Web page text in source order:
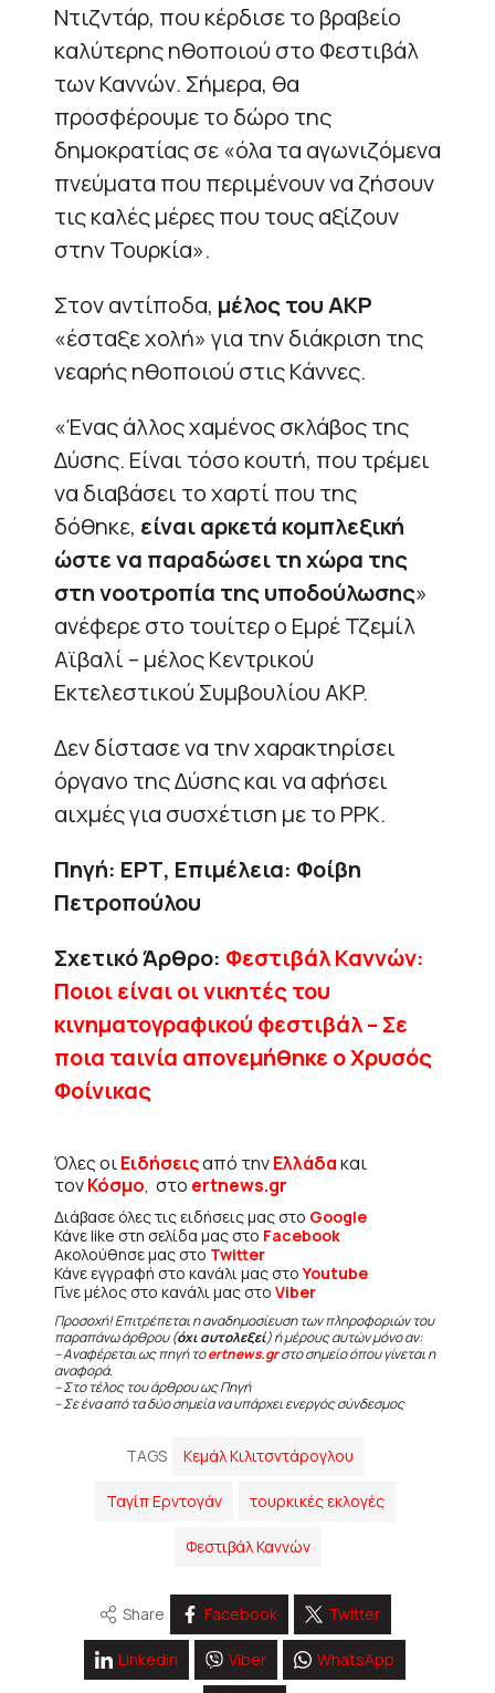
Ντιζντάρ, που κέρδισε το βραβείο
καλύτερης ηθοποιού στο Φεστιβάλ
των Καννών. Σήμερα, θα
προσφέρουμε το δώρο της
δημοκρατίας σε «όλα τα αγωνιζόμενα
πνεύματα που περιμένουν να ζήσουν
τις καλές μέρες που τους αξίζουν
στην Τουρκία».
Στον αντίποδα, μέλος του AKP
«έσταξε χολή» για την διάκριση της
νεαρής ηθοποιού στις Κάννες.
«Ένας άλλος χαμένος σκλάβος της
Δύσης. Είναι τόσο κουτή, που τρέμει
να διαβάσει το χαρτί που της
δόθηκε, είναι αρκετά κομπλεξική
ώστε να παραδώσει τη χώρα της
στη νοοτροπία της υποδούλωσης»
ανέφερε στο τουίτερ ο Εμρέ Τζεμίλ
Αϊβαλί – μέλος Κεντρικού
Εκτελεστικού Συμβουλίου AKP.
Δεν δίστασε να την χαρακτηρίσει
όργανο της Δύσης και να αφήσει
αιχμές για συσχέτιση με το PPK.
Πηγή: ΕΡΤ, Επιμέλεια: Φοίβη
Πετροπούλου
Σχετικό Άρθρο: Φεστιβάλ Καννών:
Ποιοι είναι οι νικητές του
κινηματογραφικού φεστιβάλ – Σε
ποια ταινία απονεμήθηκε ο Χρυσός
Φοίνικας
Όλες οιΕιδήσειςαπό τηνΕλλάδακαι
τονΚόσμο, στο ertnews.gr
Διάβασε όλες τις ειδήσεις μας στο Google
Κάνε like στη σελίδα μας στο Facebook
Ακολούθησε μας στο Twitter
Κάνε εγγραφή στο κανάλι μας στοYoutube
Γίνε μέλος στο κανάλι μας στο Viber
Προσοχή! Επιτρέπεται η αναδημοσίευση των πληροφοριών του
παραπάνω άρθρου (όχι αυτολεξεί) ή μέρους αυτών μόνο αν:
– Αναφέρεται ως πηγή τοertnews.grστο σημείο όπου γίνεται η
αναφορά.
– Στο τέλος του άρθρου ως Πηγή
– Σε ένα από τα δύο σημεία να υπάρχει ενεργός σύνδεσμος
TAGS Κεμάλ Κιλιτσντάρογλου
Ταγίπ Ερντογάν τουρκικές εκλογές
Φεστιβάλ Καννών
Share Facebook Twitter
Linkedin Viber WhatsApp